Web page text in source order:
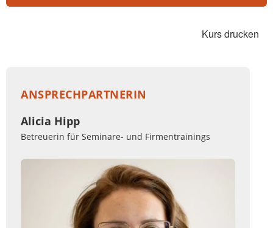
Kurs drucken
ANSPRECHPARTNERIN
Alicia Hipp
Betreuerin für Seminare- und Firmentrainings